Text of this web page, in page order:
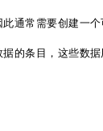
通常需要创建一
的条目，这些数据